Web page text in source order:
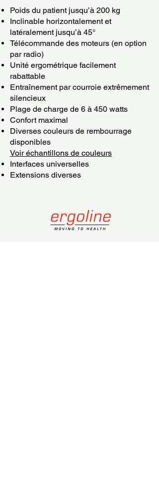
Poids du patient jusqu’à 200 kg
Inclinable horizontalement et
latéralement jusqu’à 45°
Télécommande des moteurs (en option
par radio)
Unité ergométrique facilement
rabattable
Entraînement par courroie extrêmement
silencieux
Plage de charge de 6 à 450 watts
Confort maximal
Diverses couleurs de rembourrage
disponibles
Voir échantillons de couleurs
Interfaces universelles
Extensions diverses